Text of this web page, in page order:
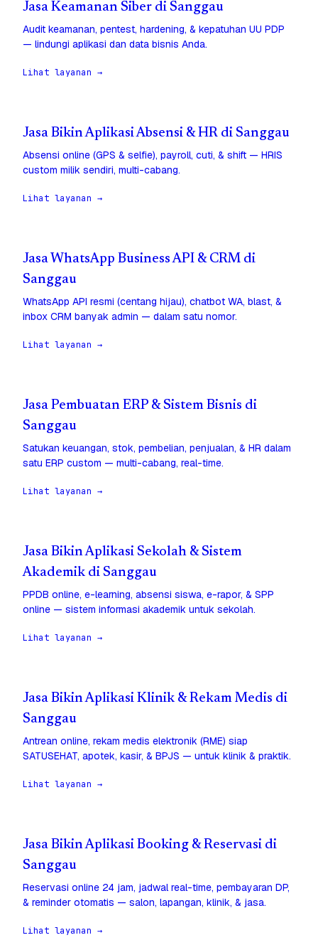
Jasa Keamanan Siber di Sanggau
Audit keamanan, pentest, hardening, & kepatuhan UU PDP
— lindungi aplikasi dan data bisnis Anda.
Lihat layanan →
Jasa Bikin Aplikasi Absensi & HR di Sanggau
Absensi online (GPS & selfie), payroll, cuti, & shift — HRIS
custom milik sendiri, multi-cabang.
Lihat layanan →
Jasa WhatsApp Business API & CRM di
Sanggau
WhatsApp API resmi (centang hijau), chatbot WA, blast, &
inbox CRM banyak admin — dalam satu nomor.
Lihat layanan →
Jasa Pembuatan ERP & Sistem Bisnis di
Sanggau
Satukan keuangan, stok, pembelian, penjualan, & HR dalam
satu ERP custom — multi-cabang, real-time.
Lihat layanan →
Jasa Bikin Aplikasi Sekolah & Sistem
Akademik di Sanggau
PPDB online, e-learning, absensi siswa, e-rapor, & SPP
online — sistem informasi akademik untuk sekolah.
Lihat layanan →
Jasa Bikin Aplikasi Klinik & Rekam Medis di
Sanggau
Antrean online, rekam medis elektronik (RME) siap
SATUSEHAT, apotek, kasir, & BPJS — untuk klinik & praktik.
Lihat layanan →
Jasa Bikin Aplikasi Booking & Reservasi di
Sanggau
Reservasi online 24 jam, jadwal real-time, pembayaran DP,
& reminder otomatis — salon, lapangan, klinik, & jasa.
Lihat layanan →